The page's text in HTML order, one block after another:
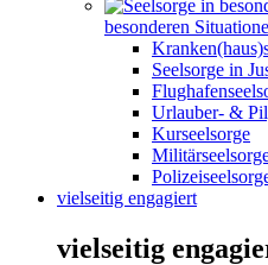
besonderen
Seelsorge in
Urlauber- &
Kurseelsorge
vielseitig engagiert
vielseitig